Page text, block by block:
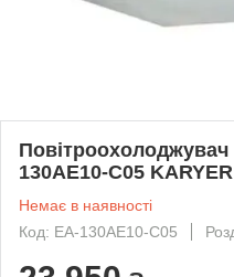
Повітроохолоджувач
130AE10-C05 KARYER
Немає в наявності
Код: EA-130AE10-C05